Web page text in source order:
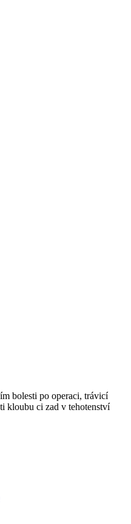
bolesti po operaci, trávicí
kloubu ci zad v tehotenství